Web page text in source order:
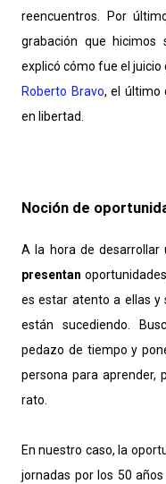
reencuentros. Por
grabación que
explicó cómo fue el juicio
Roberto Bravo, el último
en libertad.
Noción de
A la hora de desarrollar
presentan
es estar atento a ellas y
están sucediendo.
pedazo de tiempo y
persona para aprender,
rato.
En nuestro caso, la
jornadas por los 50